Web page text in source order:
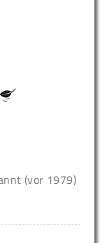
(vor 1979)